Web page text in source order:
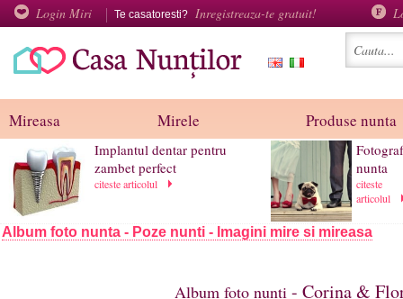
Login Miri Te casatoresti? Inregistreaza-te gratuit!
Mireasa Mirele Produse nunta
Implantul dentar pentru
zambet perfect
citeste articolul
nunta
citeste
articolul
Album foto nunta - Poze nunti - Imagini mire si mireasa
Album foto nunti - Corina &